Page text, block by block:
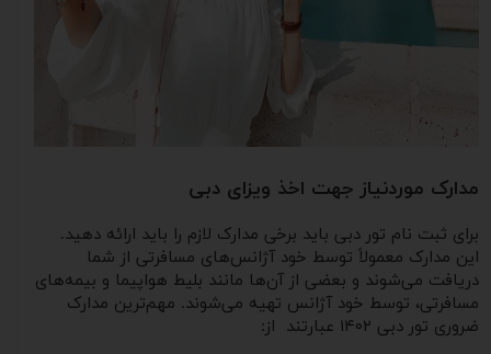
مدارک موردنیاز جهت اخذ ویزای دبی
برای ثبت ‌نام تور دبی باید برخی مدارک لازم را باید ارائه دهید.
این مدارک معمولاً توسط خود آژانس‌های مسافرتی از شما
دریافت می‌شوند و بعضی از آن‌ها مانند بلیط هواپیما و بیمه‌های
مسافرتی، توسط خود آژانس تهیه می‌شوند. مهم‌ترین مدارک
ضروری تور دبی ۱۴۰۲ عبارتند از: